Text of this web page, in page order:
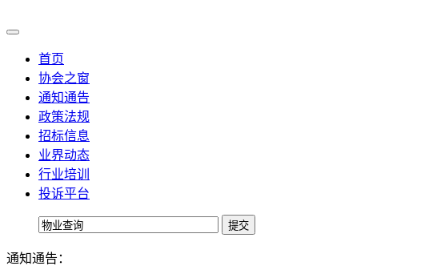
首页
协会之窗
通知通告
政策法规
招标信息
业界动态
行业培训
投诉平台
通知通告：